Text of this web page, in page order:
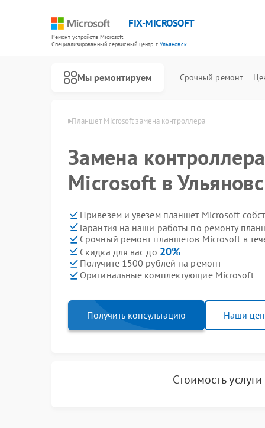
FIX-MICROSOFT
Ремонт устройств Microsoft
Специализированный cервисный центр г.Ульяновск
Мы ремонтируем Срочный ремонт
Планшет Microsoft замена контроллера
Замена
Microsoft в
Привезем и увезем планшет Microsoft
Гарантия на наши работы по ремонту
Срочный ремонт планшетов Microsoft в
Скидка для вас до 20%
Получите 1500 рублей на ремонт
Оригинальные комплектующие Microsoft
Получить консультацию Наши
Стоимость услуги